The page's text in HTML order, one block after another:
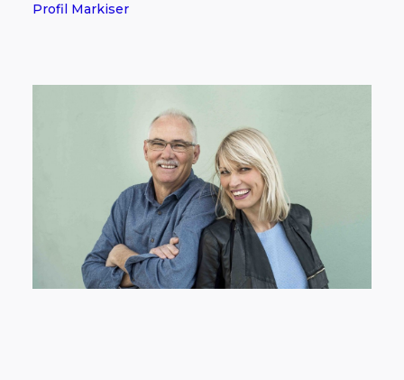
Profil Markiser